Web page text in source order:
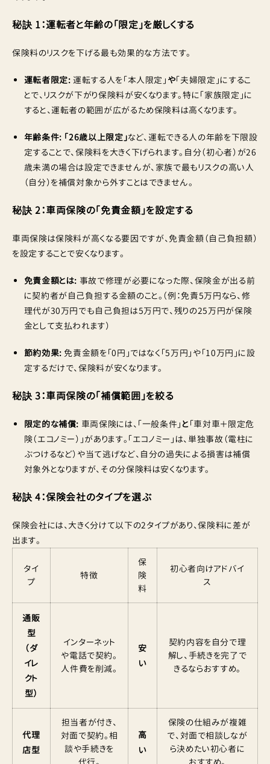
秘訣 1：運転者と年齢の「限定」を厳しくする
保険料のリスクを下げる最も効果的な方法です。
運転者限定: 運転する人を「本人限定」 や「夫婦限定」にするこ
とで、リスクが下がり保険料が安くなります。特に「家族限定」に
すると、運転者の範囲が広がるため保険料は高くなります。
年齢条件: 「26歳以上限定」など、運転できる人の年齢を下限設
定することで、保険料を大きく下げられます。自分（初心者）が26
歳未満の場合は設定できませんが、家族で最もリスクの高い人
（自分）を補償対象から外すことはできません。
秘訣 2：車両保険の「免責金額」を設定する
車両保険は保険料が高くなる要因ですが、免責金額（自己負担額）
を設定することで安くなります。
免責金額とは: 事故で修理が必要になった際、保険金が出る前
に契約者が自己負担する金額のこと。（例：免責5万円なら、修
理代が30万円でも自己負担は5万円で、残りの25万円が保険
金として支払われます）
節約効果: 免責金額を「0円」ではなく「5万円」や「10万円」に設
定するだけで、保険料が安くなります。
秘訣 3：車両保険の「補償範囲」を絞る
限定的な補償: 車両保険には、「一般条件」 と「車対車＋限定危
険（エコノミー）」があります。「エコノミー」は、単独事故（電柱に
ぶつけるなど）や当て逃げなど、自分の過失による損害は補償
対象外となりますが、その分保険料は安くなります。
秘訣 4：保険会社のタイプを選ぶ
保険会社には、大きく分けて以下の2タイプがあり、保険料に差が
出ます。
タイ
プ
特徴
保
険
料
初心者向けアドバイ
ス
通販
型
（ダ
イレ
クト
型）
インターネット
や電話で契約。
人件費を削減。
安
い
契約内容を自分で理
解し、手続きを完了で
きるならおすすめ。
代理
店型
担当者が付き、
対面で契約。相
談や手続きを
高
い
保険の仕組みが複雑
で、対面で相談しなが
ら決めたい初心者に